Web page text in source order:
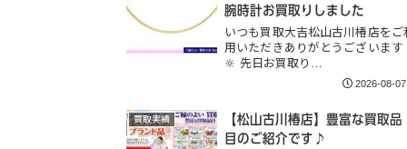
腕時計お買取りしました
いつも買取大吉松山古川椿店をご
用いただきありがとうございます
🔆 先日お買取り…
2026-08-07
買取実績
【松山古川椿店】豊富な買取品
目のご紹介です♪